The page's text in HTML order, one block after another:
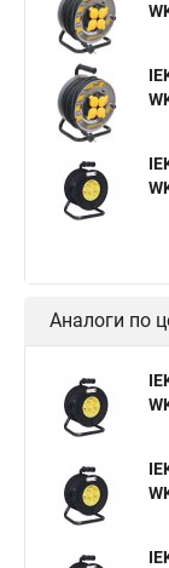
Аналоги по